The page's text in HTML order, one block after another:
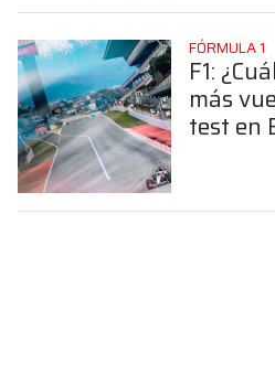
FÓRMULA 1
F1:
más
test en